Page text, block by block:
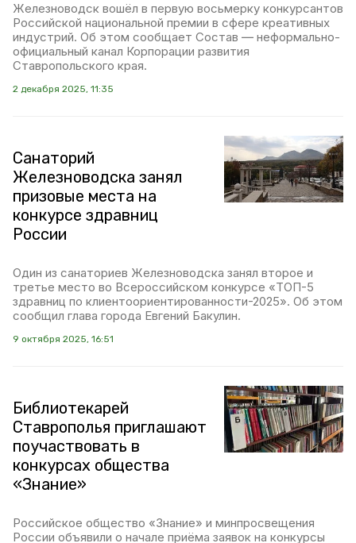
Железноводск вошёл в первую восьмерку конкурсантов
Российской национальной премии в сфере креативных
индустрий. Об этом сообщает Состав ― неформально-
официальный канал Корпорации развития
Ставропольского края.
2 декабря 2025, 11:35
Санаторий
Железноводска занял
призовые места на
конкурсе здравниц
России
Один из санаториев Железноводска занял второе и
третье место во Всероссийском конкурсе «ТОП-5
здравниц по клиентоориентированности-2025». Об этом
сообщил глава города Евгений Бакулин.
9 октября 2025, 16:51
Библиотекарей
Ставрополья приглашают
поучаствовать в
конкурсах общества
«Знание»
Российское общество «Знание» и минпросвещения
России объявили о начале приёма заявок на конкурсы